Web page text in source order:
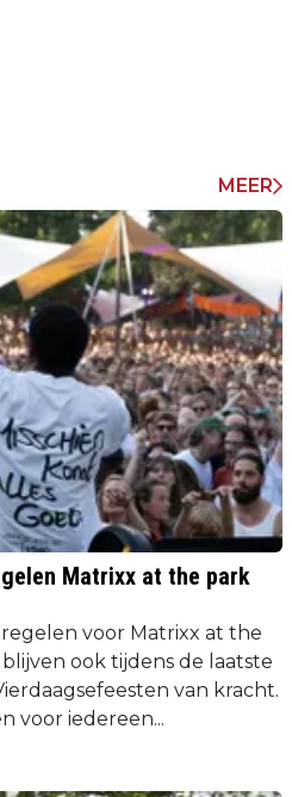
MEER
Matrixx at the park
van kracht.
voor iedereen...